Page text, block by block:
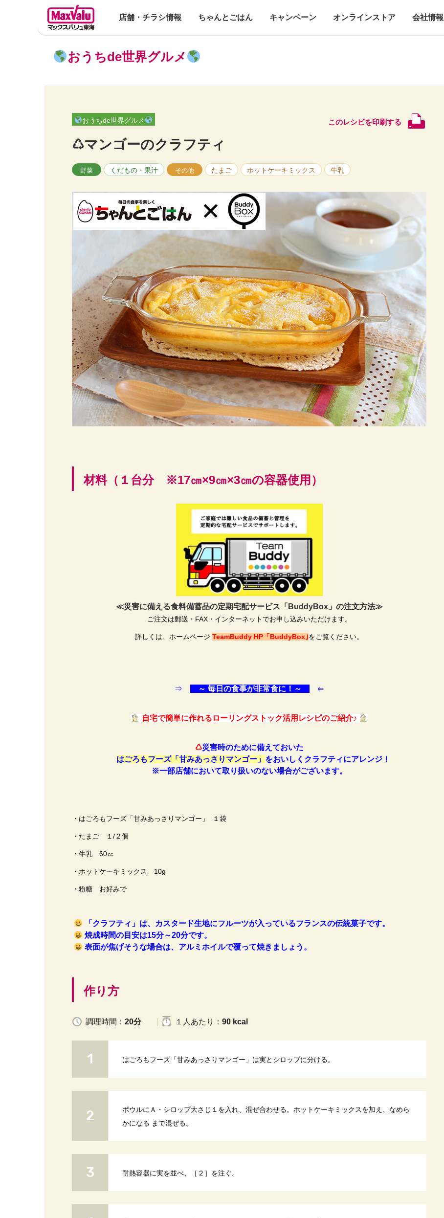
店舗・チラシ情報 ちゃんとごはん キャンペーン オンラインストア 会社情報
おうちde世界グルメ
おうちde世界グルメ このレシピを印刷する
♺マンゴーのクラフティ
野菜 くだもの・果汁 その他 たまご ホットケーキミックス 牛乳
材料（１台分 ※17㎝×9㎝×3㎝の容器使用）
≪災害に備える食料備蓄品の定期宅配サービス「BuddyBox」の注文方法≫
ご注文は郵送・FAX・インターネットでお申し込みいただけます。
詳しくは、ホームページ TeamBuddy HP「BuddyBox｣をご覧ください。
⇒ ～ 毎日の食事が非常食に！～ ⇐
自宅で簡単に作れるローリングストック活用レシピのご紹介♪
♺災害時のために備えておいた
はごろもフーズ「甘みあっさりマンゴー」 をおいしくクラフティにアレンジ！
※一部店舗において取り扱いのない場合がございます。
・はごろもフーズ「甘みあっさりマンゴー」 １袋
・たまご １/２個
・牛乳 60㏄
・ホットケーキミックス 10g
・粉糖 お好みで
「クラフティ」は、カスタード生地にフルーツが入っているフランスの伝統菓子です。
焼成時間の目安は15分～20分です。
表面が焦げそうな場合は、アルミホイルで覆って焼きましょう。
作り方
調理時間： 20分 １人 あたり ： 90 kcal
はごろもフーズ「甘みあっさりマンゴー」は実とシロップに分ける。
ボウルにＡ・シロップ大さじ１を入れ、混ぜ合わせる。ホットケーキミックスを加え、なめら
かになる まで混ぜる。
耐熱容器に実を並べ、［２］を注ぐ。